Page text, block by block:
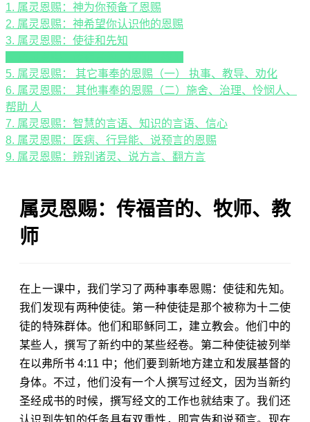
1. 属灵恩赐：神为你预备了恩赐
2. 属灵恩赐：神希望你认识他的恩赐
3. 属灵恩赐：使徒和先知
5. 属灵恩赐： 其它事奉的恩赐（一） 执事、教导、劝化
6. 属灵恩赐： 其他事奉的恩赐（二）施舍、治理、怜悯人、
帮助 人
7. 属灵恩赐：智慧的言语、知识的言语、信心
8. 属灵恩赐：医病、行异能、说预言的恩赐
9. 属灵恩赐：辨别诸灵、说方言、翻方言
属灵恩赐：传福音的、牧师、教
师
在上一课中，我们学习了两种事奉恩赐：使徒和先知。
我们发现有两种使徒。第一种使徒是那个被称为十二使
徒的特殊群体。他们和耶稣同工，建立教会。他们中的
某些人，撰写了新约中的某些经卷。第二种使徒被列举
在以弗所书 4:11 中；他们要到新地方建立和发展基督的
身体。不过，他们没有一个人撰写过经文，因为当新约
圣经成书的时候，撰写经文的工作也就结束了。我们还